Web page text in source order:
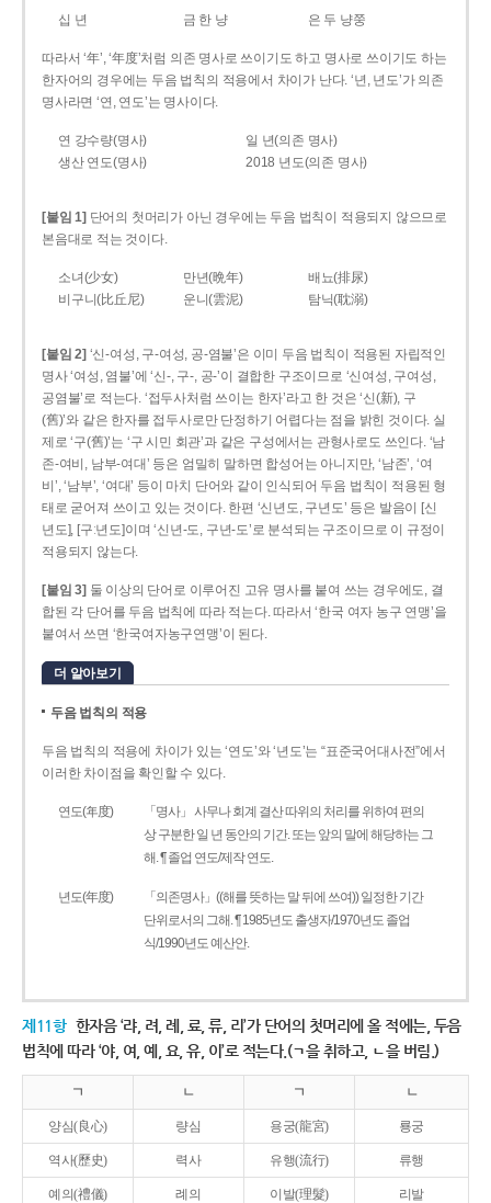
십 년 금 한 냥 은 두 냥쭝
따라서 ‘年’, ‘年度’처럼 의존 명사로 쓰이기도 하고 명사로 쓰이기도 하는
한자어의 경우에는 두음 법칙의 적용에서 차이가 난다. ‘년, 년도’가 의존
명사라면 ‘연, 연도’는 명사이다.
연 강수량(명사)
일 년(의존 명사)
생산 연도(명사)
2018 년도(의존 명사)
[붙임 1] 단어의 첫머리가 아닌 경우에는 두음 법칙이 적용되지 않으므로
본음대로 적는 것이다.
소녀(少女) 만년(晩年)
배뇨(排尿)
비구니(比丘尼)
운니(雲泥) 탐닉(耽溺)
[붙임 2] ‘신-여성, 구-여성, 공-염불’은 이미 두음 법칙이 적용된 자립적인
명사 ‘여성, 염불’에 ‘신-, 구-, 공-’이 결합한 구조이므로 ‘신여성, 구여성,
공염불’로 적는다. ‘접두사처럼 쓰이는 한자’라고 한 것은 ‘신(新), 구
(舊)’와 같은 한자를 접두사로만 단정하기 어렵다는 점을 밝힌 것이다. 실
제로 ‘구(舊)’는 ‘구 시민 회관’과 같은 구성에서는 관형사로도 쓰인다. ‘남
존­-여비, 남부-­여대’ 등은 엄밀히 말하면 합성어는 아니지만, ‘남존’, ‘여
비’, ‘남부’, ‘여대’ 등이 마치 단어와 같이 인식되어 두음 법칙이 적용된 형
태로 굳어져 쓰이고 있는 것이다. 한편 ‘신년도, 구년도’ 등은 발음이 [신
년도], [구ː년도]이며 ‘신년­-도, 구년-­도’로 분석되는 구조이므로 이 규정이
적용되지 않는다.
[붙임 3] 둘 이상의 단어로 이루어진 고유 명사를 붙여 쓰는 경우에도, 결
합된 각 단어를 두음 법칙에 따라 적는다. 따라서 ‘한국 여자 농구 연맹’을
붙여서 쓰면 ‘한국여자농구연맹’이 된다.
더 알아보기
두음 법칙의 적용
두음 법칙의 적용에 차이가 있는 ‘연도’와 ‘년도’는 “표준국어대사전”에서
이러한 차이점을 확인할 수 있다.
연도(年度)
「명사」 사무나 회계 결산 따위의 처리를 위하여 편의
상 구분한 일 년 동안의 기간. 또는 앞의 말에 해당하는 그
해. ¶ 졸업 연도/제작 연도.
년도(年度)
「의존명사」((해를 뜻하는 말 뒤에 쓰여)) 일정한 기간
단위로서의 그해. ¶ 1985년도 출생자/1970년도 졸업
식/1990년도 예산안.
제11항 한자음 ‘랴, 려, 례, 료, 류, 리’가 단어의 첫머리에 올 적에는, 두음
법칙에 따라 ‘야, 여, 예, 요, 유, 이’로 적는다.(ㄱ을 취하고, ㄴ을 버림.)
ㄱ ㄴ ㄱ ㄴ
양심(良心) 량심 용궁(龍宮) 룡궁
역사(歷史) 력사 유행(流行) 류행
예의(禮儀) 례의 이발(理髮) 리발